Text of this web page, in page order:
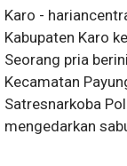
Karo -
Kabupaten Karo
Seorang pria
Kecamatan
Satresnarkoba
mengedarkan